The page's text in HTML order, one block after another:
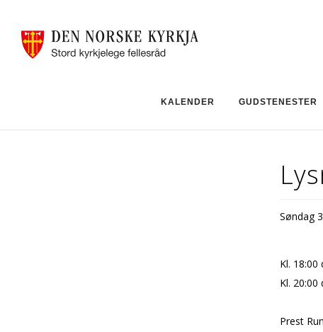
KALENDER GUDSTENESTER
Søndag
Kl. 18:00
Kl.
Prest